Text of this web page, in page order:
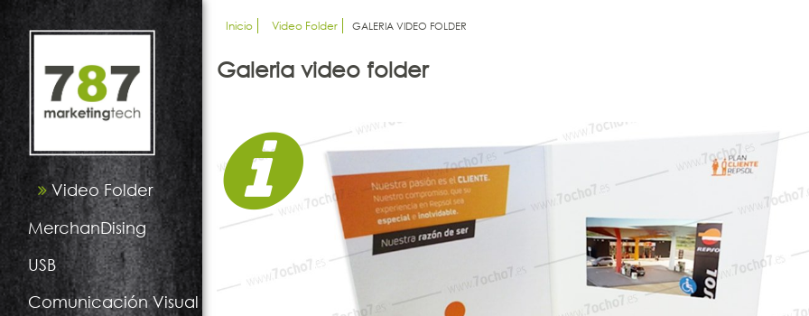
Video Folder
MerchanDising
USB
Comunicación Visual
Inicio Video Folder GALERIA VIDEO FOLDER
Galeria video folder